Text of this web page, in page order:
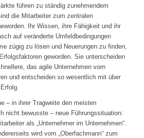
führen zu ständig zunehmendem
die Mitarbeiter zum zentralen
Ihr Wissen, ihre Fähigkeit und ihr
auf veränderte Umfeldbedingungen
zügig zu lösen und Neuerungen zu finden,
geworden. Sie unterscheiden
das agile Unternehmen vom
und entscheiden so wesentlich mit über
– in ihrer Tragweite den meisten
nicht bewusste – neue Führungssituation:
als „Unternehmer im Unternehmen“.
wird vom „Oberfachmann“ zum